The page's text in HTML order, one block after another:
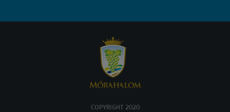
COPYRIGHT 2020